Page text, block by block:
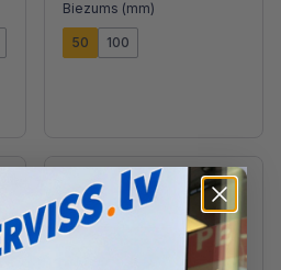
Biezums (mm)
50 100